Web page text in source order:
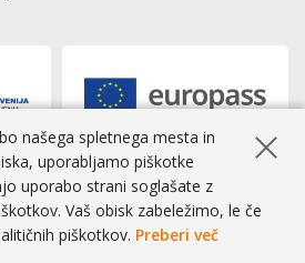
|Piškotki
Skrij
našega spletnega mesta in
uporabljamo piškotke
uporabo strani soglašate z
Vaš obisk zabeležimo, le če
piškotkov. Preberi več